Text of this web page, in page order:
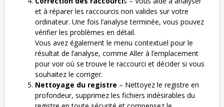
et à réparer les raccourcis non valides sur votre
ordinateur. Une fois l’analyse terminée, vous pouvez
vérifier les problèmes en détail.
Vous avez également le menu contextuel pour le
résultat de l’analyse, comme Aller à l’emplacement
pour voir où se trouve le raccourci et décider si vous
souhaitez le corriger.
Nettoyage du registre – Nettoyez le registre en
profondeur, supprimez les fichiers indésirables du